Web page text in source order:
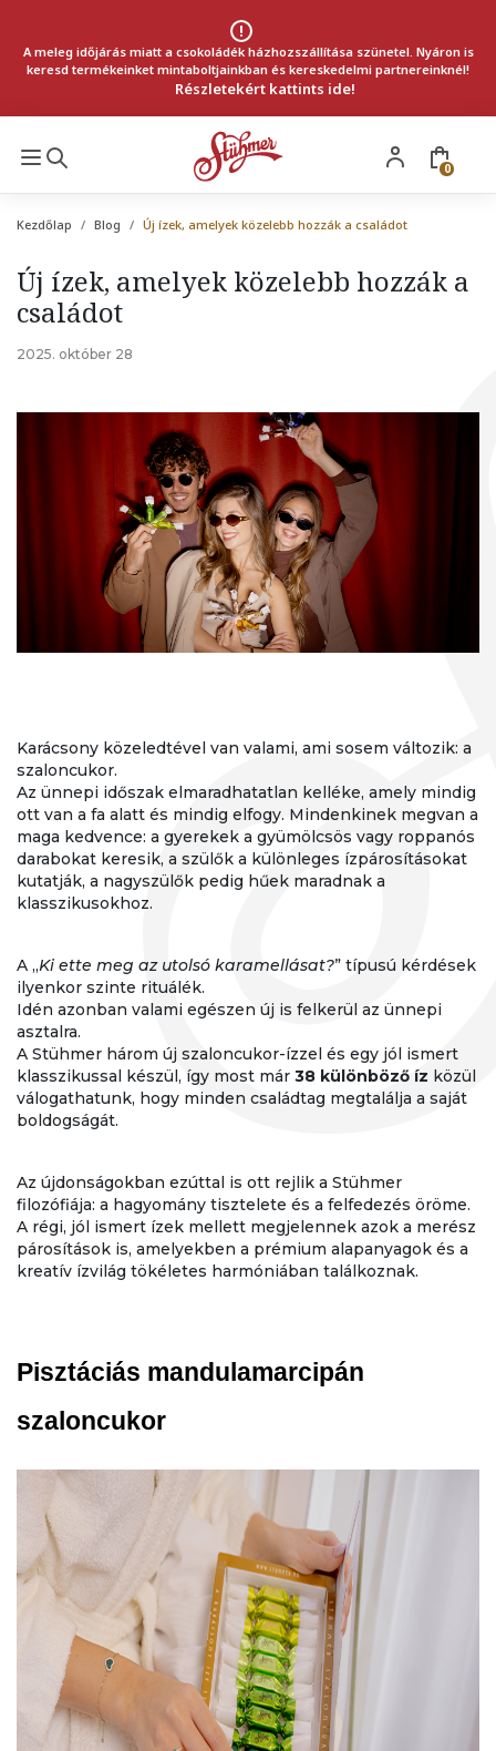
A meleg időjárás miatt a csokoládék házhozszállítása szünetel. Nyáron is
keresd termékeinket mintaboltjainkban és kereskedelmi partnereinknél!
Részletekért kattints ide!
0
Kezdőlap Blog Új ízek, amelyek közelebb hozzák a családot
Új ízek, amelyek közelebb hozzák a
családot
2025. október 28
Karácsony közeledtével van valami, ami sosem változik: a
szaloncukor.
Az ünnepi időszak elmaradhatatlan kelléke, amely mindig
ott van a fa alatt és mindig elfogy. Mindenkinek megvan a
maga kedvence: a gyerekek a gyümölcsös vagy roppanós
darabokat keresik, a szülők a különleges ízpárosításokat
kutatják, a nagyszülők pedig hűek maradnak a
klasszikusokhoz.
A „Ki ette meg az utolsó karamellásat?” típusú kérdések
ilyenkor szinte rituálék.
Idén azonban valami egészen új is felkerül az ünnepi
asztalra.
A Stühmer három új szaloncukor-ízzel és egy jól ismert
klasszikussal készül, így most már 38 különböző íz közül
válogathatunk, hogy minden családtag megtalálja a saját
boldogságát.
Az újdonságokban ezúttal is ott rejlik a Stühmer
filozófiája: a hagyomány tisztelete és a felfedezés öröme.
A régi, jól ismert ízek mellett megjelennek azok a merész
párosítások is, amelyekben a prémium alapanyagok és a
kreatív ízvilág tökéletes harmóniában találkoznak.
Pisztáciás mandulamarcipán
szaloncukor